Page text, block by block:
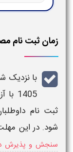
زمان ثبت نام
با نزدیک
1405 با
ثبت نام
شود. در این
سنجش و پذیرش